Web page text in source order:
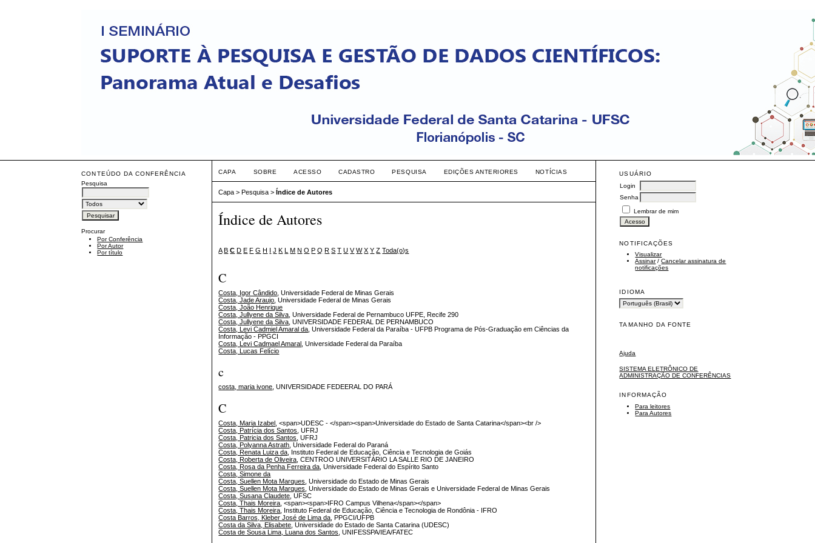
CONTEÚDO DA CONFERÊNCIA
Pesquisa
Procurar
Por Conferência
Por Autor
Por título
USUÁRIO
Login
Senha
Lembrar de mim
NOTIFICAÇÕES
Visualizar
Assinar/Cancelar assinatura de
notificações
IDIOMA
TAMANHO DA FONTE
Ajuda
SISTEMA ELETRÔNICO DE
ADMINISTRAÇÃO DE CONFERÊNCIAS
INFORMAÇÃO
Para leitores
Para Autores
CAPA SOBRE ACESSO CADASTRO PESQUISA EDIÇÕES ANTERIORES NOTÍCIAS
Capa >Pesquisa >Índice de Autores
Índice de Autores
A B C D E F G H I J K L M N O P Q R S T U V W X Y Z Toda(o)s
C
Costa, Igor Cândido , Universidade Federal de Minas Gerais
Costa, Jade Araujo , Universidade Federal de Minas Gerais
Costa, João Henrique
Costa, Jullyene da Silva , Universidade Federal de Pernambuco UFPE, Recife 290
Costa, Jullyene da Silva , UNIVERSIDADE FEDERAL DE PERNAMBUCO
Costa, Levi Cadmiel Amaral da , Universidade Federal da Paraíba - UFPB Programa de Pós-Graduação em Ciências da
Informação - PPGCI
Costa, Levi Cadmael Amaral
, Universidade Federal da Paraíba
Costa, Lucas Felício
c
costa, maria ivone, UNIVERSIDADE FEDEERAL DO PARÁ
C
Costa, Maria Izabel , <span>UDESC - </span><span>Universidade do Estado de Santa Catarina</span><br />
Costa, Patrícia dos Santos , UFRJ
Costa, Patricia dos Santos , UFRJ
Costa, Polyanna Astrath , Universidade Federal do Paraná
Costa, Renata Luiza da , Instituto Federal de Educação, Ciência e Tecnologia de Goiás
Costa, Roberta de Oliveira , CENTROO UNIVERSITÁRIO LA SALLE RIO DE JANEIRO
Costa, Rosa da Penha Ferreira da , Universidade Federal do Espírito Santo
Costa, Simone da
Costa, Suellen Mota Marques , Universidade do Estado de Minas Gerais
Costa, Suellen Mota Marques , Universidade do Estado de Minas Gerais e Universidade Federal de Minas Gerais
Costa, Susana Claudete , UFSC
Costa, Thais Moreira , <span><span>IFRO Campus Vilhena</span></span>
Costa, Thais Moreira , Instituto Federal de Educação, Ciência e Tecnologia de Rondônia - IFRO
Costa Barros, Kleber José de Lima da , PPGCI/UFPB
Costa da Silva, Elisabete , Universidade do Estado de Santa Catarina (UDESC)
Costa de Sousa Lima, Luana dos Santos , UNIFESSPA/IEA/FATEC